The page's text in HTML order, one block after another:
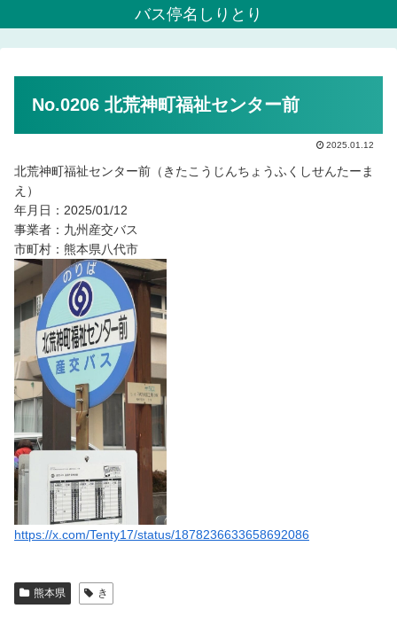
バス停名しりとり
No.0206 北荒神町福祉センター前
2025.01.12
北荒神町福祉センター前（きたこうじんちょうふくしせんたーま
え）
年月日：2025/01/12
事業者：九州産交バス
市町村：熊本県八代市
https://x.com/Tenty17/status/1878236633658692086
熊本県 き